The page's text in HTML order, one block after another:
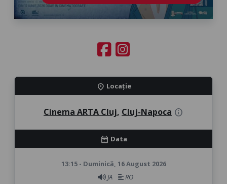
location_on Locație
Cinema ARTA Cluj, Cluj-Napoca info
calendar_month Data
13:15 - Duminică, 16 August 2026
JA
RO